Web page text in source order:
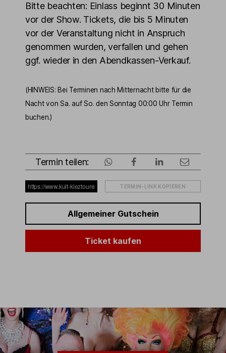
Bitte beachten: Einlass beginnt 30 Minuten
vor der Show. Tickets, die bis 5 Minuten
vor der Veranstaltung nicht in Anspruch
genommen wurden, verfallen und gehen
ggf. wieder in den Abendkassen-Verkauf.
(HINWEIS: Bei Terminen nach Mitternacht bitte für die
Nacht von Sa. auf So. den Sonntag 00:00 Uhr Termin
buchen.)
Termin teilen:
TERMIN-LINK KOPIEREN
Allgemeiner Gutschein
Ticket kaufen